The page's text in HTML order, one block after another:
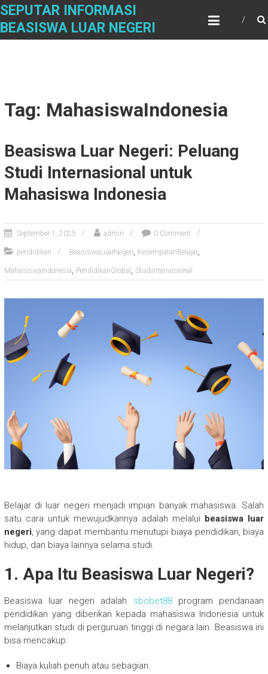
Skip
content
SEPUTAR INFORMASI
BEASISWA LUAR NEGERI
Tag: MahasiswaIndonesia
Beasiswa Luar Negeri: Peluang
Studi Internasional untuk
Mahasiswa Indonesia
September 1, 2025 admin 0 Comment
pendidikan BeasiswaLuarNegeri, KesempatanBelajar,
MahasiswaIndonesia, PendidikanGlobal , StudiInternasional
Belajar di luar negeri menjadi impian banyak mahasiswa. Salah
satu cara untuk mewujudkannya adalah melalui beasiswa luar
negeri, yang dapat membantu menutupi biaya pendidikan, biaya
hidup, dan biaya lainnya selama studi.
1. Apa Itu Beasiswa Luar Negeri?
Beasiswa luar negeri adalah sbobet88program pendanaan
pendidikan yang diberikan kepada mahasiswa Indonesia untuk
melanjutkan studi di perguruan tinggi di negara lain. Beasiswa ini
bisa mencakup:
Biaya kuliah penuh atau sebagian.